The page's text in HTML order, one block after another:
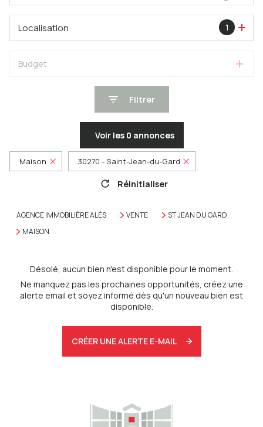
1
Localisation
Budget
Filtrer
Voir les 0 annonces
Maison 30270 - Saint-Jean-du-Gard
Réinitialiser
AGENCE IMMOBILIÈRE ALÈS VENTE
ST JEAN DU GARD
MAISON
Désolé, aucun bien n'est disponible pour le moment.
Ne manquez pas les prochaines opportunités, créez une
alerte email et soyez informé dès qu'un nouveau bien est
disponible.
CRÉER UNE ALERTE E-MAIL